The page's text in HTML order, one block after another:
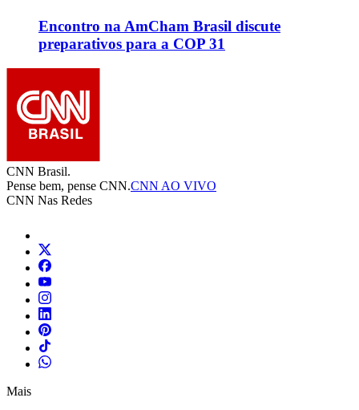
Encontro na AmCham Brasil discute
preparativos para a COP 31
CNN Brasil.
Pense bem, pense CNN.CNN AO VIVO
CNN Nas Redes
Mais